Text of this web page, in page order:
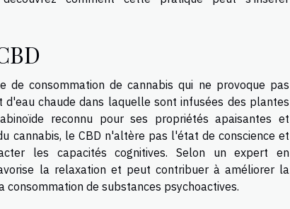
de consommation de cannabis qui ne provoque pas
chaude dans laquelle sont infusées des plantes
reconnu pour ses propriétés apaisantes et
cannabis, le CBD n'altère pas l'état de conscience et
les capacités cognitives. Selon un expert en
la relaxation et peut contribuer à améliorer la
consommation de substances psychoactives.